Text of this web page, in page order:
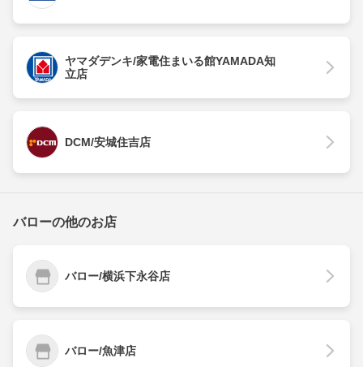
ヤマダデンキ/家電住まいる館YAMADA知
立店
DCM/安城住吉店
バローの他のお店
バロー/横浜下永谷店
バロー/魚津店